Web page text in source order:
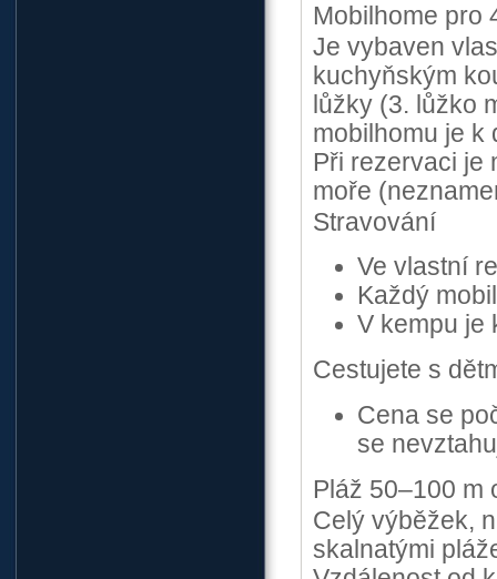
Mobilhome pro
Je vybaven
kuchyňským
lůžky (3. lůžko
mobilhomu je k
Při rezervaci je
moře
Stravování
Ve vlastní
Každý
V kempu je
Cestujete s
Cena se
se
Pláž 50–100 m
Celý výběžek,
skalnatými